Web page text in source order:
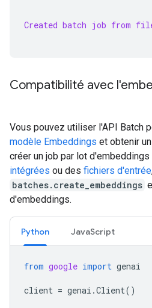
Created batch job from
Compatibilité avec
Vous pouvez utiliser l'API Batch
modèle Embeddings et obtenir
créer un job par lot
intégrées ou des fichiers d'entrée
batches.create_embeddings
d'embeddings.
Python JavaScript
from google import genai
client = genai .Client()